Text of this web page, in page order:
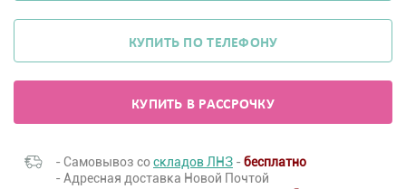
КУПИТЬ ПО ТЕЛЕФОНУ
КУПИТЬ В РАССРОЧКУ
- Самовывоз соскладов ЛНЗ - бесплатно
- Адресная доставка Новой Почтой